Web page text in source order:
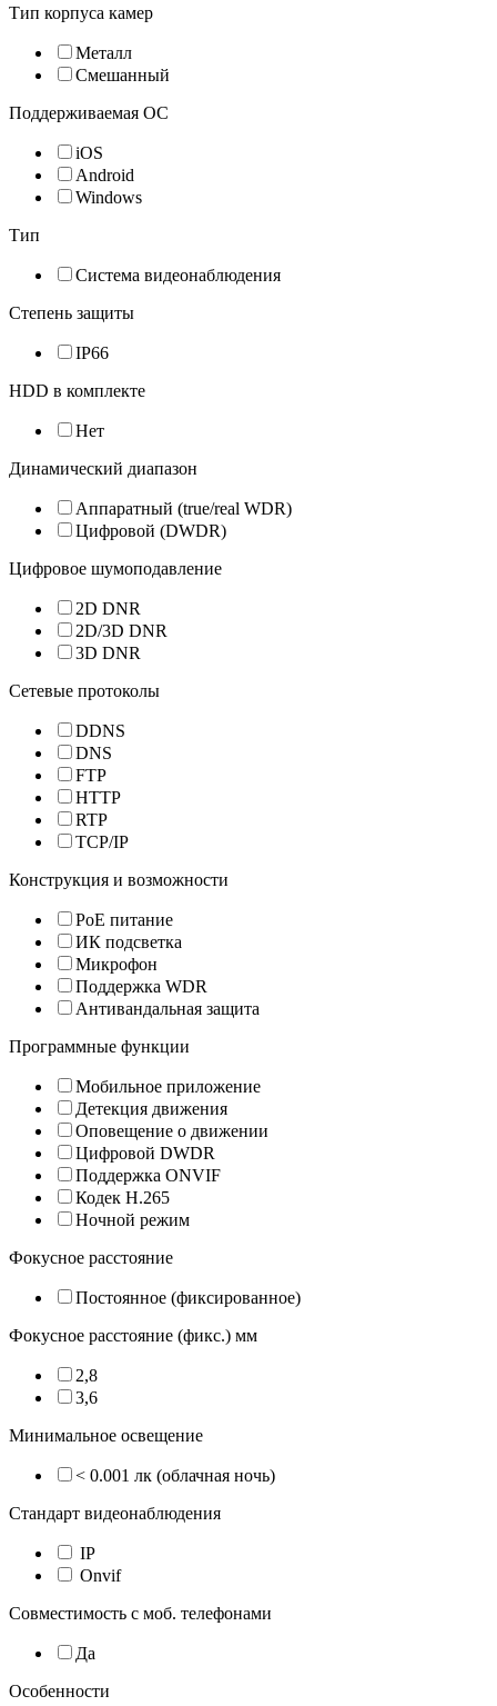
Тип корпуса камер
Металл
Смешанный
Поддерживаемая ОС
iOS
Android
Windows
Тип
Система видеонаблюдения
Степень защиты
IP66
HDD в комплекте
Нет
Динамический диапазон
Аппаратный (true/real WDR)
Цифровой (DWDR)
Цифровое шумоподавление
2D DNR
2D/3D DNR
3D DNR
Сетевые протоколы
DDNS
DNS
FTP
HTTP
RTP
TCP/IP
Конструкция и возможности
PoE питание
ИК подсветка
Микрофон
Поддержка WDR
Антивандальная защита
Программные функции
Мобильное приложение
Детекция движения
Оповещение о движении
Цифровой DWDR
Поддержка ONVIF
Кодек H.265
Ночной режим
Фокусное расстояние
Постоянное (фиксированное)
Фокусное расстояние (фикс.) мм
2,8
3,6
Минимальное освещение
< 0.001 лк (облачная ночь)
Стандарт видеонаблюдения
IP
Onvif
Совместимость с моб. телефонами
Да
Особенности